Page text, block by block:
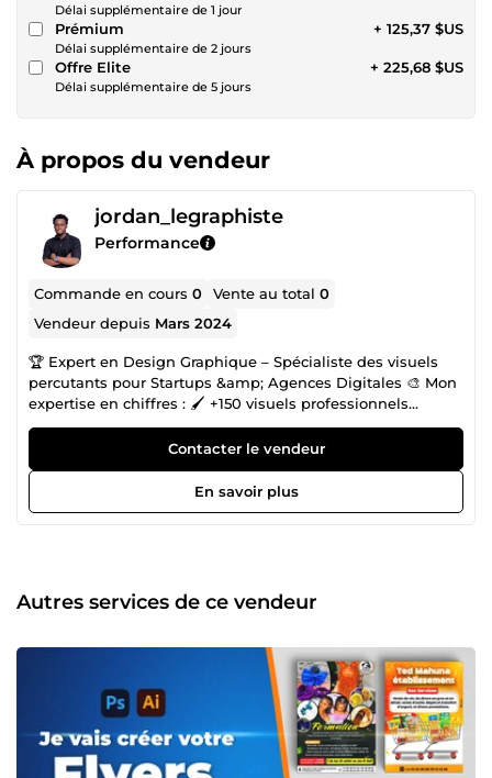
Délai supplémentaire de 1 jour
Prémium
Délai supplémentaire de 2 jours
+ 125,37 $US
Offre Elite
Délai supplémentaire de 5 jours
+ 225,68 $US
À propos du vendeur
jordan_legraphiste
Performance
Commande en cours0 Vente au total0
Vendeur depuis Mars 2024
🏆 Expert en Design Graphique – Spécialiste des visuels
percutants pour Startups &amp; Agences Digitales 🎨 Mon
expertise en chiffres : 🖌️ +150 visuels professionnels
réalisés 🚀 +40 marques accompagnées dans leur
communication visuelle 💼 2 ans d’expérience en
graphisme digital 📈 Des créations utilisées dans +100
campagnes publicitaires en ligne 💡 Ce que ça veut dire
pour vous : Votre marque se démarque par des visuels
et identités visuelles complètes ✅ Conception de flyers,
affiches publicitaires et bannières digitales ✅ Réalisation
visuelles ✅ Élaboration de chartes graphiques modernes et
harmonisées 💥 Pourquoi travailler avec moi ? ⭐ Spécialiste
des visuels publicitaires pour startups et agences digitales
🎯 Maîtrise d’Adobe Photoshop, Illustrator et InDesign au
quotidien 📈 Créations pensées pour la conversion et la
performance marketing ⚡ Disponible, réactif et à l’écoute
Contacter le vendeur
En savoir plus
Autres services de ce vendeur